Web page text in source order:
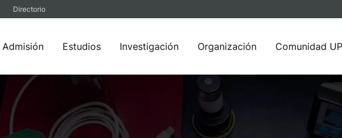
Directorio
Admisión Estudios Investigación Organización Comunidad